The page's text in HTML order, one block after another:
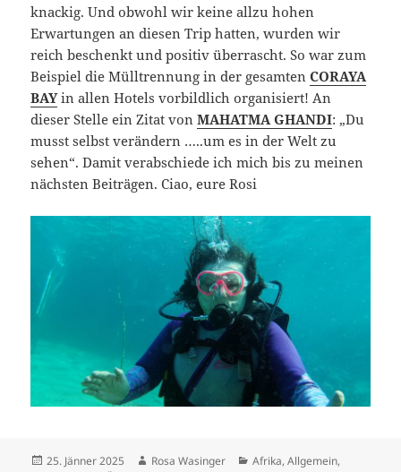
knackig. Und obwohl wir keine allzu hohen
Erwartungen an diesen Trip hatten, wurden wir
reich beschenkt und positiv überrascht. So war zum
Beispiel die Mülltrennung in der gesamtenCORAYA
BAYin allen Hotels vorbildlich organisiert! An
dieser Stelle ein Zitat vonMAHATMA GHANDI: „Du
musst selbst verändern …..um es in der Welt zu
sehen“. Damit verabschiede ich mich bis zu meinen
nächsten Beiträgen. Ciao, eure Rosi
Posted
25. Jänner 2025 Author
Rosa Wasinger Categories
Afrika,Allgemein,